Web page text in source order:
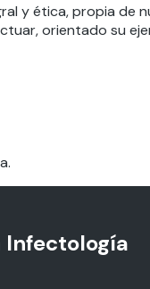
y ética, propia de
orientado su
Infectología